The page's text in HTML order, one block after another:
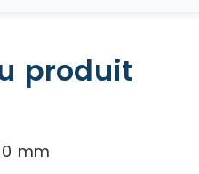
produit
mm